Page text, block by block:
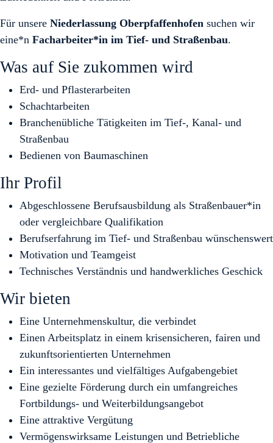
Für unsere Niederlassung Oberpfaffenhofen suchen wir
eine*n Facharbeiter*in im Tief- und Straßenbau.
Was auf Sie zukommen wird
Erd- und Pflasterarbeiten
Schachtarbeiten
Branchenübliche Tätigkeiten im Tief-, Kanal- und
Straßenbau
Bedienen von Baumaschinen
Ihr Profil
Abgeschlossene Berufsausbildung als Straßenbauer*in
oder vergleichbare Qualifikation
Berufserfahrung im Tief- und Straßenbau wünschenswert
Motivation und Teamgeist
Technisches Verständnis und handwerkliches Geschick
Wir bieten
Eine Unternehmenskultur, die verbindet
Einen Arbeitsplatz in einem krisensicheren, fairen und
zukunftsorientierten Unternehmen
Ein interessantes und vielfältiges Aufgabengebiet
Eine gezielte Förderung durch ein umfangreiches
Fortbildungs- und Weiterbildungsangebot
Eine attraktive Vergütung
Vermögenswirksame Leistungen und Betriebliche